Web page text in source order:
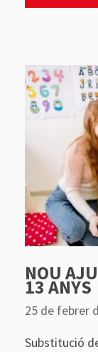
NOU
13 ANYS
25 de febrer
Substitució